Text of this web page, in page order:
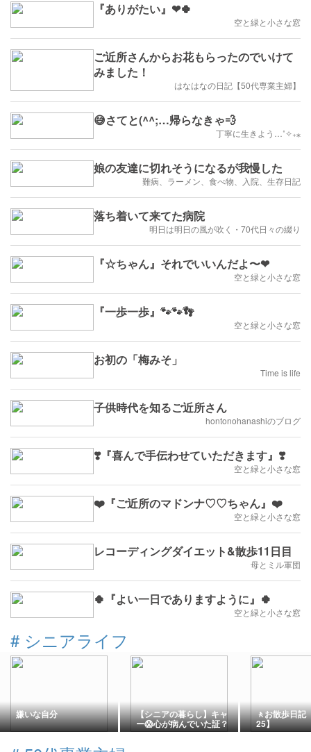
『ありがたい』❤🍀
空と緑と小さな窓
ご近所さんからお花もらったのでいけて
みました！
はなはなの日記【50代専業主婦】
😅さてと(^^;…帰らなきゃ💨
丁寧に生きよう…˚✧₊⁎
娘の友達に切れそうになるが我慢した
難病、ラーメン、食べ物、入院、生存日記
落ち着いて来てた病院
明日は明日の風が吹く・70代日々の綴り
『☆ちゃん』それでいいんだよ〜❤
空と緑と小さな窓
『一歩一歩』🐾🐾👣
空と緑と小さな窓
お初の「梅みそ」
Time is life
子供時代を知るご近所さん
hontonohanashiのブログ
❣️『喜んで手伝わせていただきます』❣️
空と緑と小さな窓
❤️『ご近所のマドンナ♡♡ちゃん』❤️
空と緑と小さな窓
レコーディングダイエット&散歩11日目
母とミル軍団
🍀『よい一日でありますように』🍀
空と緑と小さな窓
# シニアライフ
嫌いな自分 【シニアの暮らし】キャ
ー😱心が病んでいた証？
💦。。
🚶お散歩日記
25】